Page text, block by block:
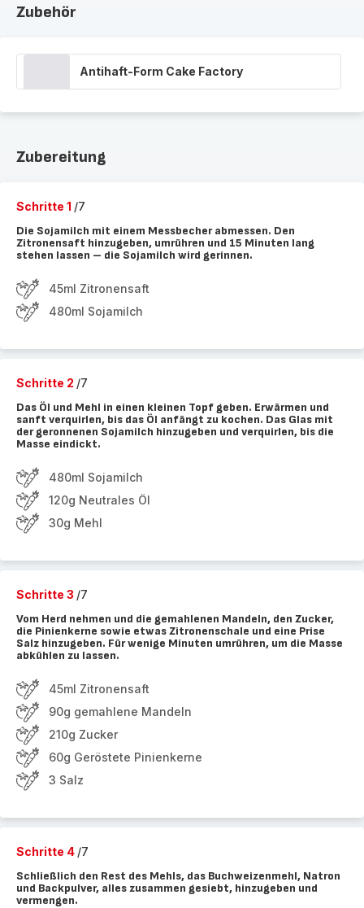
Zubehör
Antihaft-Form Cake Factory
Zubereitung
Schritte 1 /7
Die Sojamilch mit einem Messbecher abmessen. Den
Zitronensaft hinzugeben, umrühren und 15 Minuten lang
stehen lassen – die Sojamilch wird gerinnen.
45ml Zitronensaft
480ml Sojamilch
Schritte 2 /7
Das Öl und Mehl in einen kleinen Topf geben. Erwärmen und
sanft verquirlen, bis das Öl anfängt zu kochen. Das Glas mit
der geronnenen Sojamilch hinzugeben und verquirlen, bis die
Masse eindickt.
480ml Sojamilch
120g Neutrales Öl
30g Mehl
Schritte 3 /7
Vom Herd nehmen und die gemahlenen Mandeln, den Zucker,
die Pinienkerne sowie etwas Zitronenschale und eine Prise
Salz hinzugeben. Für wenige Minuten umrühren, um die Masse
abkühlen zu lassen.
45ml Zitronensaft
90g gemahlene Mandeln
210g Zucker
60g Geröstete Pinienkerne
3 Salz
Schritte 4 /7
Schließlich den Rest des Mehls, das Buchweizenmehl, Natron
und Backpulver, alles zusammen gesiebt, hinzugeben und
vermengen.